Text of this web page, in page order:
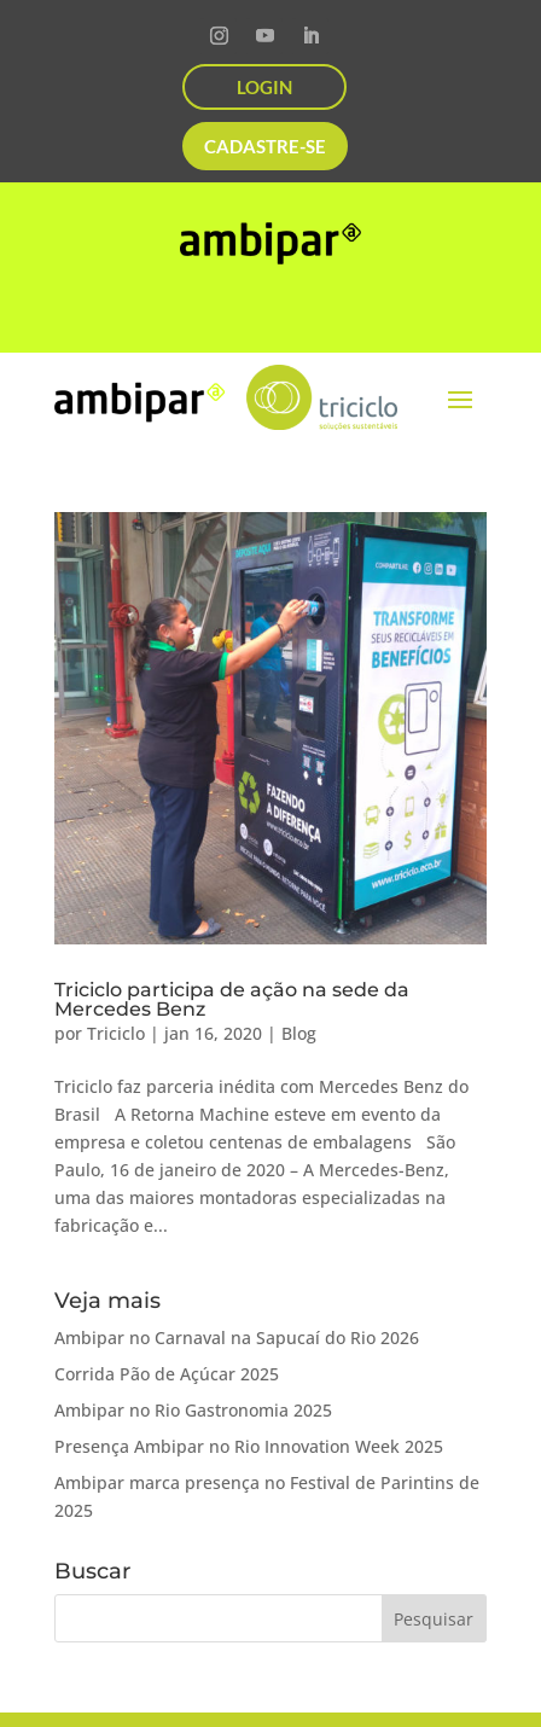
LOGIN
CADASTRE-SE
Triciclo participa de ação na sede da
Mercedes Benz
por Triciclo| jan 16, 2020| Blog
Triciclo faz parceria inédita com Mercedes Benz do
Brasil A Retorna Machine esteve em evento da
empresa e coletou centenas de embalagens São
Paulo, 16 de janeiro de 2020 – A Mercedes-Benz,
uma das maiores montadoras especializadas na
fabricação e...
Veja mais
Ambipar no Carnaval na Sapucaí do Rio 2026
Corrida Pão de Açúcar 2025
Ambipar no Rio Gastronomia 2025
Presença Ambipar no Rio Innovation Week 2025
Ambipar marca presença no Festival de Parintins de
2025
Buscar